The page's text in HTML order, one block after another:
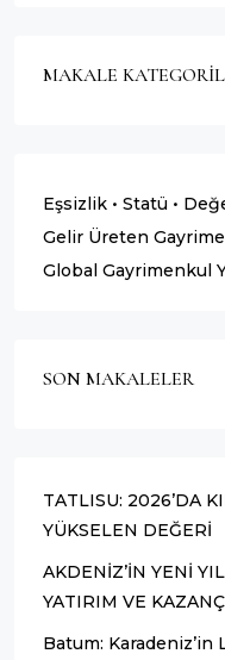
MAKALE
Eşsizlik • Statü •
Gelir Üreten
Global Gayrimenkul
SON MAKALELER
TATLISU: 2026’DA
YÜKSELEN DEĞERİ
AKDENİZ’İN YENİ
YATIRIM VE
Batum: Karadeniz’in